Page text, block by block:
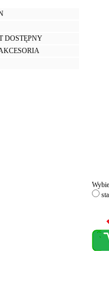
DOSTĘPNY